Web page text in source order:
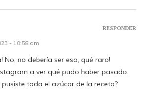
- 10:58 am
No, no debería ser eso, qué raro!
a ver qué pudo haber pasado.
toda el azúcar de la receta?
RESPONDER